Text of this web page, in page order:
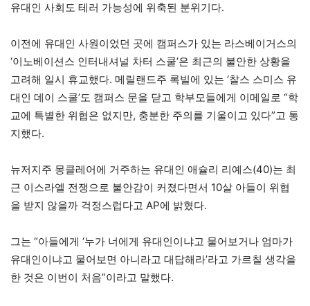
유대인 사회도 테러 가능성에 위축된 분위기다.
이전에 유대인 사원이었던 곳에 캠퍼스가 있는 라스베이거스의
‘이노베이션스 인터내셔널 차터 스쿨’은 최근의 불안한 상황을
고려해 일시 휴교했다. 메릴랜드주 록빌에 있는 ‘찰스 스미스 유
대인 데이 스쿨’도 캠퍼스 문을 닫고 학부모들에게 이메일로 “학
교에 특별한 위협은 없지만, 충분한 주의를 기울이고 있다”고 통
지했다.
뉴저지주 몽클레어에 거주하는 유대인 애슐리 리예스(40)는 최
근 이스라엘 전쟁으로 불안감이 커졌다면서 10살 아들이 위협
을 받지 않을까 걱정스럽다고 AP에 밝혔다.
그는 “아들에게 ‘누가 너에게 유대인이냐고 물어보거나 엄마가
유대인이냐고 물어보면 아니라고 대답해라’라고 가르칠 생각을
한 것은 이번이 처음”이라고 말했다.